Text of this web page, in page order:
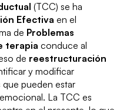
(TCC) se ha
Efectiva en el
de Problemas
terapia conduce al
de reestructuración
y modificar
pueden estar
La TCC es